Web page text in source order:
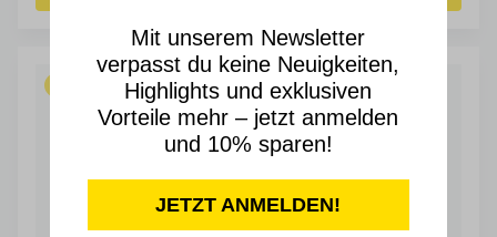
NACHHALTIG
Mit unserem Newsletter
verpasst du keine Neuigkeiten,
Highlights und exklusiven
Vorteile mehr – jetzt anmelden
und 10% sparen!
JETZT ANMELDEN!